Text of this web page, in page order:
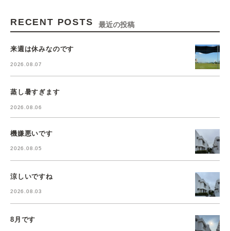
RECENT POSTS 最近の投稿
来週は休みなのです
2026.08.07
蒸し暑すぎます
2026.08.06
機嫌悪いです
2026.08.05
涼しいですね
2026.08.03
8月です